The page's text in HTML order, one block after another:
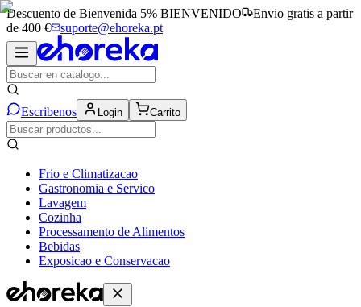
Descuento de Bienvenida 5% BIENVENIDO
Envio gratis a partir
de 400 €
suporte@ehoreka.pt
Escribenos Login Carrito
Frio e Climatizacao
Gastronomia e Servico
Lavagem
Cozinha
Processamento de Alimentos
Bebidas
Exposicao e Conservacao